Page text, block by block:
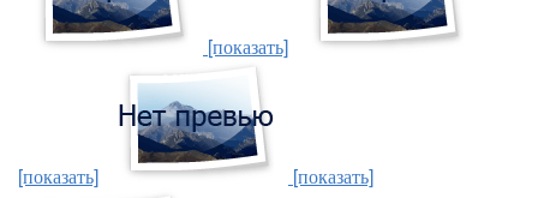
[показать]
[показать] [показать]